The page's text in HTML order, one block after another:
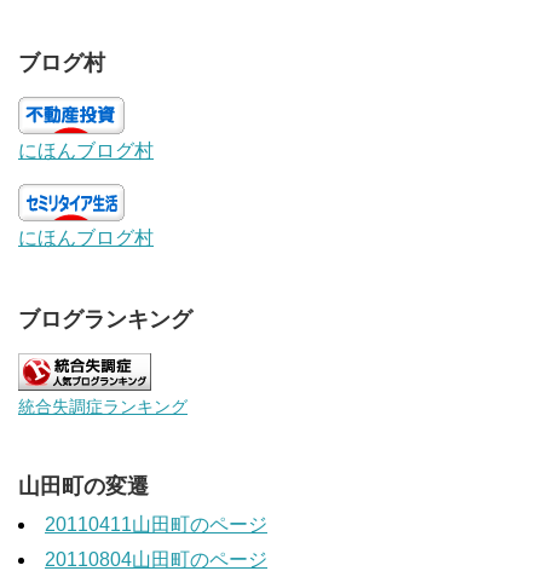
ブログ村
にほんブログ村
にほんブログ村
ブログランキング
統合失調症ランキング
山田町の変遷
20110411山田町のページ
20110804山田町のページ